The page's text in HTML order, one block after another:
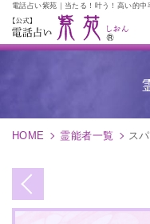
電話占い紫苑｜当たる！叶う！高い的
HOME 霊能者一覧 ス